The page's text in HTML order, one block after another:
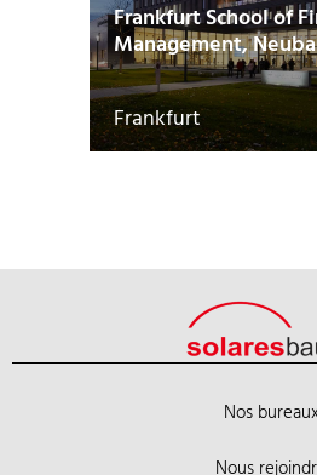
Frankfurt School of
Management,
Frankfurt
Nos
Nous